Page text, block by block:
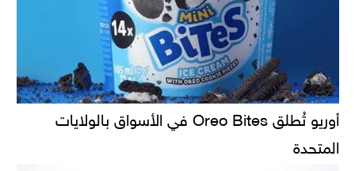
أوريو تُطلق Oreo Bites في الأسواق بالولايات
المتحدة